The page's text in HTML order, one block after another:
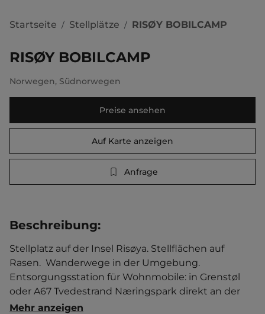
Startseite / Stellplätze / RISØY BOBILCAMP
RISØY BOBILCAMP
Norwegen, Südnorwegen
Preise ansehen
Auf Karte anzeigen
Anfrage
Beschreibung:
Stellplatz auf der Insel Risøya. Stellflächen auf
Rasen.  Wanderwege in der Umgebung.
Entsorgungsstation für Wohnmobile: in Grenstøl
oder A67 Tvedestrand Næringspark direkt an der
E18. Wegen Veranstaltungen in der Woche 27 und
Mehr anzeigen